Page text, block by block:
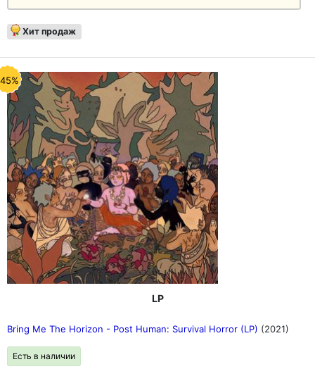
Хит продаж
LP
Bring Me The Horizon - Post Human: Survival Horror (LP) (2021)
Есть в наличии